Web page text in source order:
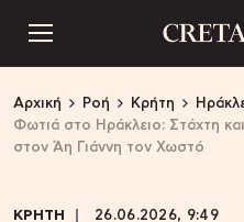
Αρχική Ροή Κρήτη
Φωτιά στο Ηράκλειο: Στάχτη
στον Άη Γιάννη τον Χωστό
ΚΡΗΤΗ 26.06.2026, 9:49